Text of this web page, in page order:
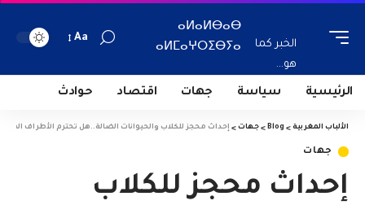
الخبر كما
هو...
ⴰⵍⴰⵍⴱⴰⴱ
ⴰⵍⵎⴰⵖⵔⵉⴱⵢⴰ
Aa
الرئيسية سياسة جهات اقتصاد حوادث
الألباب المغربية >
Blog
> جهات > إحداث محجز للكلاب والحيوانات الضالة..هل تحترم الأطراف
جهات
إحداث محجز للكلاب